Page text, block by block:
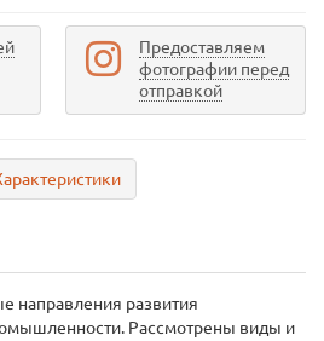
Предоставляем
фотографии перед
отправкой
направления развития
Рассмотрены виды и